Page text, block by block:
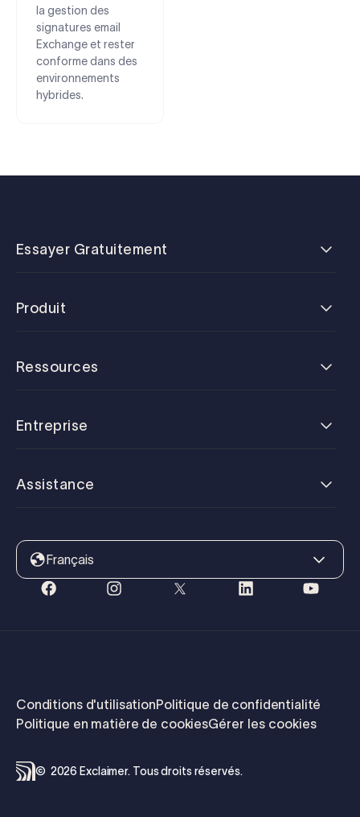
la gestion des
signatures email
Exchange et rester
conforme dans des
environnements
hybrides.
Essayer Gratuitement
Produit
Ressources
Entreprise
Assistance
Français
© 2026 Exclaimer. Tous droits réservés.
Conditions d'utilisationPolitique de confidentialité
Politique en matière de cookiesGérer les cookies